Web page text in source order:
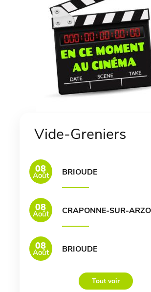
Vide-Greniers
08
Août BRIOUDE
08
Août CRAPONNE-SUR-
08
Août BRIOUDE
Tout voir